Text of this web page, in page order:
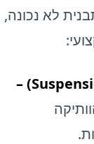
לא נכונה,
🥇 מקום ראשון: חבישת גבס (Suspension) –